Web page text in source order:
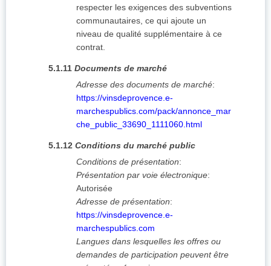
respecter les exigences des subventions
communautaires, ce qui ajoute un
niveau de qualité supplémentaire à ce
contrat.
5.1.11 Documents de marché
Adresse des documents de marché:
https://vinsdeprovence.e-
marchespublics.com/pack/annonce_mar
che_public_33690_1111060.html
5.1.12 Conditions du marché public
Conditions de présentation:
Présentation par voie électronique:
Autorisée
Adresse de présentation:
https://vinsdeprovence.e-
marchespublics.com
Langues dans lesquelles les offres ou
demandes de participation peuvent être